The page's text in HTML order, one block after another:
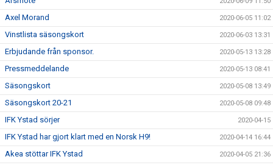
Axel Morand 2020-06-05 11:02
Vinstlista säsongskort 2020-06-03 13:31
Erbjudande från sponsor. 2020-05-13 13:28
Pressmeddelande 2020-05-13 08:41
Säsongskort 2020-05-08 13:49
Säsongskort 20-21 2020-05-08 09:48
IFK Ystad sörjer 2020-04-15
IFK Ystad har gjort klart med en Norsk H9! 2020-04-14 16:44
Akea stöttar IFK Ystad 2020-04-05 21:36